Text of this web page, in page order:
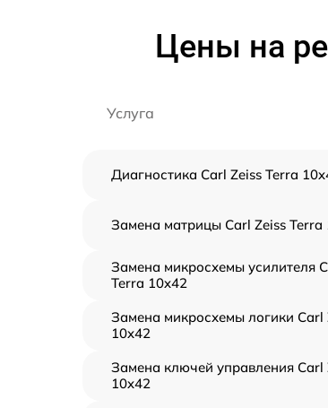
Цены на
Услуга
Диагностика Carl Zeiss Terra
Замена матрицы Carl Zeiss Terra
Замена микросхемы усилителя
Terra 10x42
Замена микросхемы логики Carl
10x42
Замена ключей управления Carl
10x42